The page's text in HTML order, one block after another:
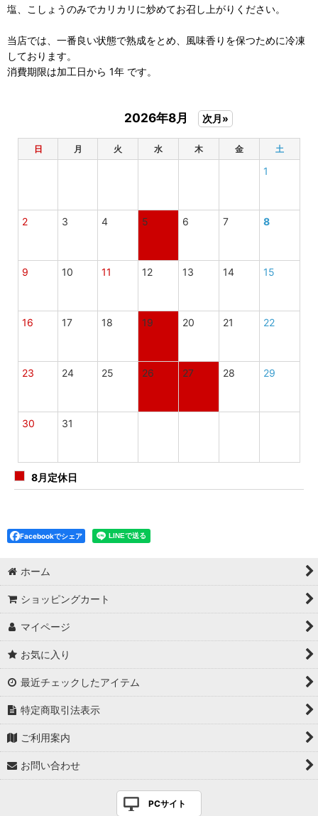
塩、こしょうのみでカリカリに炒めてお召し上がりください。
当店では、一番良い状態で熟成をとめ、風味香りを保つために冷凍
しております。
消費期限は加工日から 1年 です。
2026年8月 次月»
日 月 火 水 木 金 土
1
2 3 4 5 6 7 8
9 10 11 12 13 14 15
16 17 18 19 20 21 22
23 24 25 26 27 28 29
30 31
8月定休日
Facebookでシェア
ホーム
ショッピングカート
マイページ
お気に入り
最近チェックしたアイテム
特定商取引法表示
ご利用案内
お問い合わせ
PCサイト